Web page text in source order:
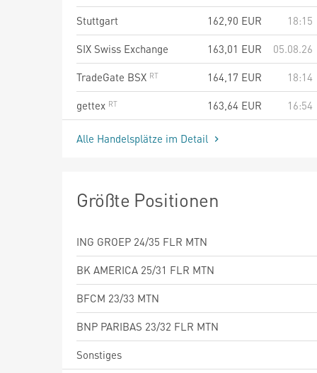
Stuttgart
162,90 EUR
18:15
SIX Swiss Exchange
163,01 EUR
05.08.26
TradeGate BSX
164,17 EUR
18:14
gettex
163,64 EUR 16:54
Alle Handelsplätze im Detail
Größte Positionen
ING GROEP 24/35 FLR MTN
BK AMERICA 25/31 FLR MTN
BFCM 23/33 MTN
BNP PARIBAS 23/32 FLR MTN
Sonstiges